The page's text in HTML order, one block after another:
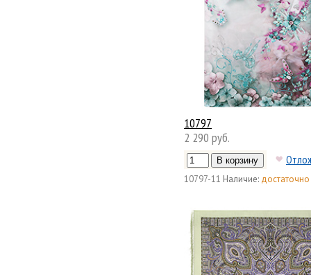
10797
2 290 руб.
10797-11 Наличие: достаточно